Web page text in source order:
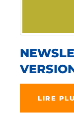
LIRE